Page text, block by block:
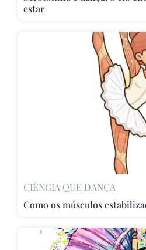
estar
CIÊNCIA QUE DANÇA
Como os músculos